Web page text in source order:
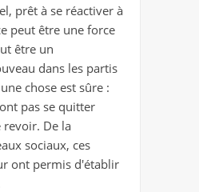
prêt à se réactiver à
peut être une force
être un
dans les partis
chose est sûre :
pas se quitter
revoir. De la
sociaux, ces
ont permis d'établir